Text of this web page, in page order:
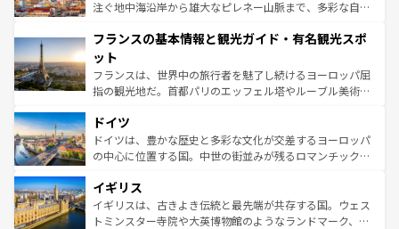
ピザやパスタなど、絶品のイタリア料理を堪能することも
ませてくれるイタリアで、忘れられない旅をしてみよう！
なお、新着のイタリア情報は
しい。
注ぐ地中海沿岸から雄大なピレネー山脈まで、多彩な自然
文化が根付くこの国では、情熱的なフラメンコ、熱気あふ
れる闘牛、そして美味しいタパスが生活の一部となってい
る。首都マドリードの洗練された雰囲気や、バルセロナの
アートに溢れた街角から、地方では古代ローマ遺跡や中世
せる。地方によって風土や気候が異なるスペインはその個
性で訪れる人を魅了する。 なお、新着のスペイン情報は コ
ンテンツ一覧を参照してほしい。
フランスの基本情報と観光ガイド・有名観光スポ
ット
フランスは、世界中の旅行者を魅了し続けるヨーロッパ屈
指の観光地だ。首都パリのエッフェル塔やルーブル美術館
で、幅広い魅力が詰まっている。華麗な宮殿、歴史的な大
聖堂、美しいビーチ、そして豊かな自然が、訪れる者を心
から魅了する。また、フランスは美食の国としても知ら
いる。シャンパンの発祥地であるランス、プロヴァンスの
香り高いラベンダー畑など、多彩な楽しみ方が可能だ。さ
らに、パリ以外の地域にも魅力が溢れており、どの街角に
ドイツ
ドイツは、豊かな歴史と多彩な文化が交差するヨーロッパ
の中心に位置する国。中世の街並みが残るロマンチック街
顔を持つこの国は、どこを歩いても飽きることがない。ベ
ルリンの文化的活気、バイエルン州のアルプスの絶景、そ
してライン川沿いのワイン畑といった風景は必見。ビール
イギリス
イギリスは、古きよき伝統と最先端が共存する国。ウェス
トミンスター寺院や大英博物館のようなランドマーク、歴